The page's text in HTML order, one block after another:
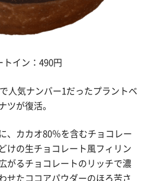
トイン：490円
人気ナンバー1だったプラントベ
ツが復活。
、カカオ80％を含むチョコレー
けの生チョコレート風フィリン
がるチョコレートのリッチで濃
せたココアパウダーのほろ苦さ